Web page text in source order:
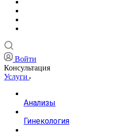
Войти
Консультация
Услуги
Анализы
Гинекология